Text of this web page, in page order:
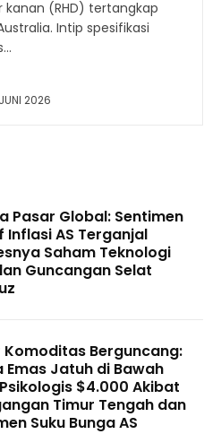
(RHD) tertangkap
Intip spesifikasi
2026
Pasar Global: Sentimen
Inflasi AS Terganjal
Saham Teknologi
Guncangan Selat
Komoditas Berguncang:
Emas Jatuh di Bawah
$4.000 Akibat
Timur Tengah dan
Suku Bunga AS